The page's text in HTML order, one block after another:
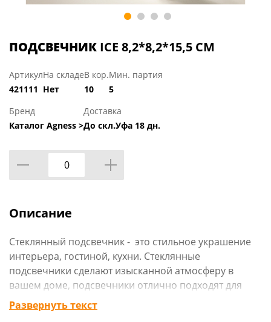
ПОДСВЕЧНИК ICE 8,2*8,2*15,5 СМ
Артикул
421111
На складе
Нет
В кор.
10
Мин. партия
5
Бренд
Каталог Agness >
Доставка
До скл.Уфа 18 дн.
Описание
Стеклянный подсвечник - это стильное украшение
интерьера, гостиной, кухни. Стеклянные
подсвечники сделают изысканной атмосферу в
вашем доме, подсвечники отлично подходят для
сервировки стола, сочетаются с различными
стилевыми решениями - от классического до
Развернуть текст